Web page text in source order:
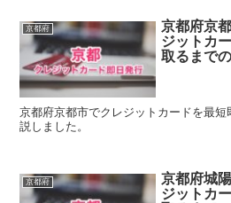
京都府
京都府京
ジットカ
取るまで
京都府京都市でクレジットカードを最
説しました。
京都府
京都府城
ジットカ